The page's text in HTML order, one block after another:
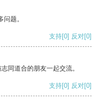
题。
支持[0] 反对[0]
同道合的朋友一起交流。
支持[0] 反对[0]